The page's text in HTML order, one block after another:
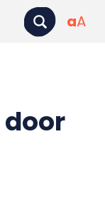
aA